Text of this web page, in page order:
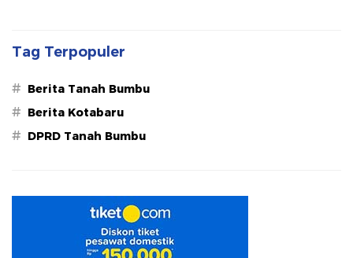
Tag Terpopuler
# Berita Tanah Bumbu
# Berita Kotabaru
# DPRD Tanah Bumbu